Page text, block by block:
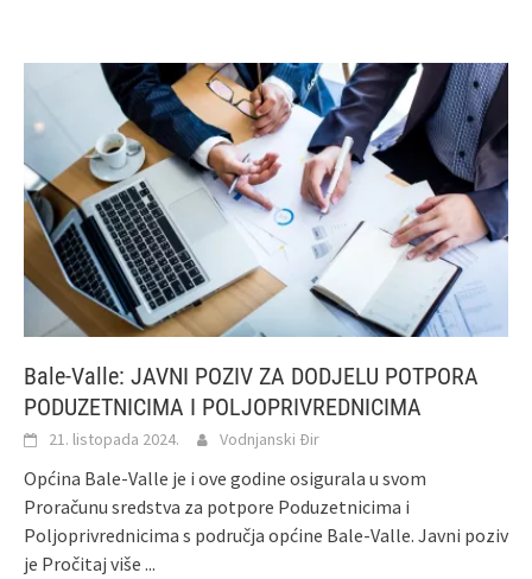
Bale-Valle: JAVNI POZIV ZA DODJELU POTPORA
PODUZETNICIMA I POLJOPRIVREDNICIMA
21. listopada 2024. Vodnjanski Đir
Općina Bale-Valle je i ove godine osigurala u svom
Proračunu sredstva za potpore Poduzetnicima i
Poljoprivrednicima s područja općine Bale-Valle. Javni poziv
je Pročitaj više ...